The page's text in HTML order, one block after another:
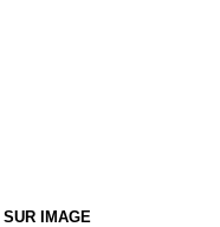
SUR IMAGE